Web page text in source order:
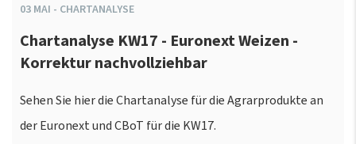
03 MAI - CHARTANALYSE
Chartanalyse KW17 - Euronext Weizen -
Korrektur nachvollziehbar
Sehen Sie hier die Chartanalyse für die Agrarprodukte an
der Euronext und CBoT für die KW17.